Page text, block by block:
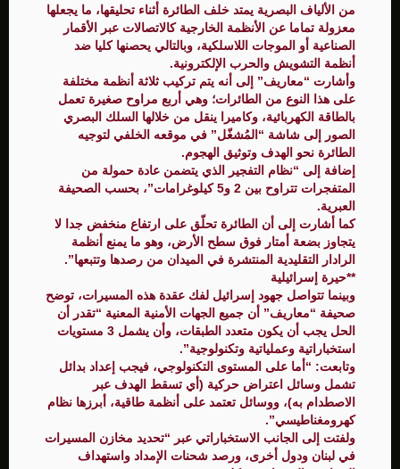
من الألياف البصرية يمتد خلف الطائرة أثناء تحليقها، ما يجعلها
معزولة تماما عن الأنظمة الخارجية كالاتصالات عبر الأقمار
الصناعية أو الموجات اللاسلكية، وبالتالي يحصنها كليا ضد
أنظمة التشويش والحرب الإلكترونية.
وأشارت “معاريف” إلى أنه يتم تركيب ثلاثة أنظمة مختلفة
على هذا النوع من الطائرات؛ وهي أربع مراوح صغيرة تعمل
بالطاقة الكهربائية، وكاميرا ينقل من خلالها السلك البصري
الصور إلى شاشة “المُشغّل” في موقعه الخلفي لتوجيه
الطائرة نحو الهدف وتوثيق الهجوم.
إضافة إلى “نظام التفجير الذي يتضمن عادة حمولة من
المتفجرات تتراوح بين 2 و5 كيلوغرامات”، بحسب الصحيفة
العبرية.
كما أشارت إلى أن الطائرة تحلّق على ارتفاع منخفض جدا لا
يتجاوز بضعة أمتار فوق سطح الأرض، وهو ما يمنع أنظمة
الرادار التقليدية المنتشرة في الميدان من رصدها وتتبعها”.
**حيرة إسرائيلية
وبينما تتواصل جهود إسرائيل لفك عقدة هذه المسيرات، توضح
صحيفة “معاريف” أن جميع الجهات الأمنية المعنية “تقدر أن
الحل يجب أن يكون متعدد الطبقات، وأن يشمل 3 مستويات
استخباراتية وعملياتية وتكنولوجية”.
وتابعت: “أما على المستوى التكنولوجي، فيجب إعداد بدائل
تشمل وسائل اعتراض حركية (أي تسقط الهدف عبر
الاصطدام به)، ووسائل تعتمد على أنظمة طاقية، أبرزها نظام
كهرومغناطيسي”.
ولفتت إلى الجانب الاستخباراتي عبر “تحديد مخازن المسيرات
في لبنان ودول أخرى، ورصد شحنات الإمداد واستهداف